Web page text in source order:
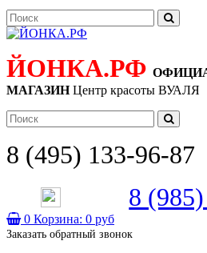
ЙОНКА.РФ
МАГАЗИНЦентр красоты ВУАЛЯ
8 (495) 133-96-87
8
0 Корзина: 0 руб
Заказать обратный звонок